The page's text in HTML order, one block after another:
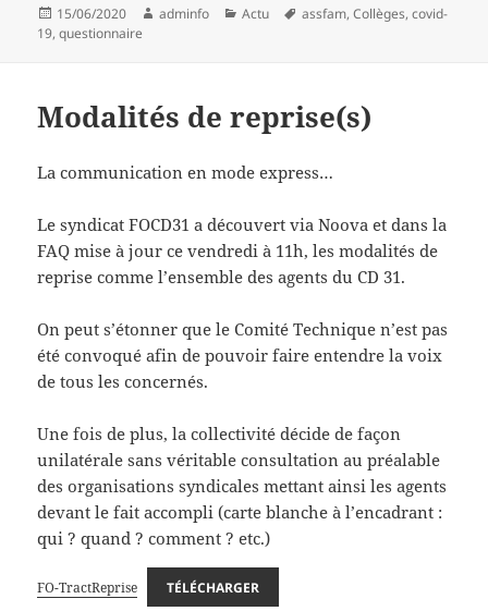
Publié
le
15/06/2020 Auteur
adminfo Catégories
Actu
Mots-
assfam,Collèges,covid-
19,questionnaire
Modalités de reprise(s)
La communication en mode express…
Le syndicat FOCD31 a découvert via Noova et dans la
FAQ mise à jour ce vendredi à 11h, les modalités de
reprise comme l’ensemble des agents du CD 31.
On peut s’étonner que le Comité Technique n’est pas
été convoqué afin de pouvoir faire entendre la voix
de tous les concernés.
Une fois de plus, la collectivité décide de façon
unilatérale sans véritable consultation au préalable
des organisations syndicales mettant ainsi les agents
devant le fait accompli (carte blanche à l’encadrant :
qui ? quand ? comment ? etc.)
FO-TractReprise TÉLÉCHARGER